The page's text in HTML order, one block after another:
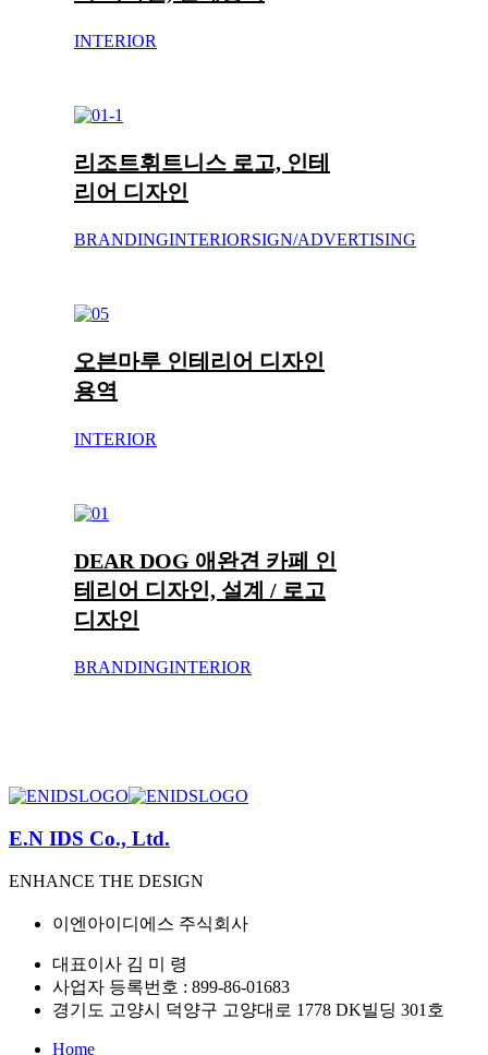
INTERIOR
리조트휘트니스 로고, 인테
리어 디자인
BRANDINGINTERIORSIGN/ADVERTISING
오븐마루 인테리어 디자인
용역
INTERIOR
DEAR DOG 애완견 카페 인
테리어 디자인, 설계 / 로고
디자인
BRANDINGINTERIOR
E.N IDS Co., Ltd.
ENHANCE THE DESIGN
이엔아이디에스 주식회사
대표이사 김 미 령
사업자 등록번호 : 899-86-01683
경기도 고양시 덕양구 고양대로 1778 DK빌딩 301호
Home